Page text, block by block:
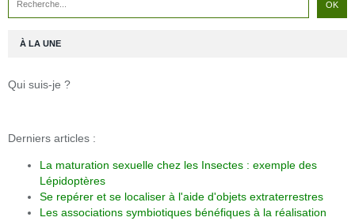
À LA UNE
Qui suis-je ?
Derniers articles :
La maturation sexuelle chez les Insectes : exemple des
Lépidoptères
Se repérer et se localiser à l'aide d'objets extraterrestres
Les associations symbiotiques bénéfiques à la réalisation